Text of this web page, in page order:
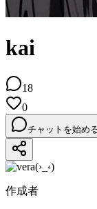
kai
18
0
チャットを始め
作成者